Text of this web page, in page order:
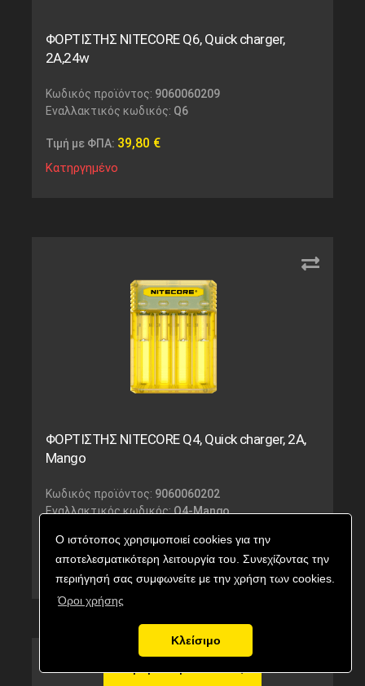
Ο ιστότοπος χρησιμοποιεί cookies για την
αποτελεσματικότερη λειτουργία του. Συνεχίζοντας την
περιήγησή σας συμφωνείτε με την χρήση των cookies.
Όροι χρήσης
Κλείσιμο
ΦΟΡΤΙΣΤΗΣ NITECORE Q6, Quick charger,
2A,24w
Κωδικός προϊόντος: 9060060209
Εναλλακτικός κωδικός: Q6
Τιμή με ΦΠΑ: 39,80 €
Κατηργημένο
ΦΟΡΤΙΣΤΗΣ NITECORE Q4, Quick charger, 2A,
Mango
Κωδικός προϊόντος: 9060060202
Εναλλακτικός κωδικός:Q4-Mango
Τιμή με ΦΠΑ:30,95€
Κατηργημένο